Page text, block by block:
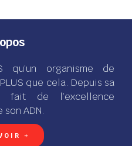
qu’un organisme de
que cela. Depuis sa
fait de l’excellence
ADN.
+